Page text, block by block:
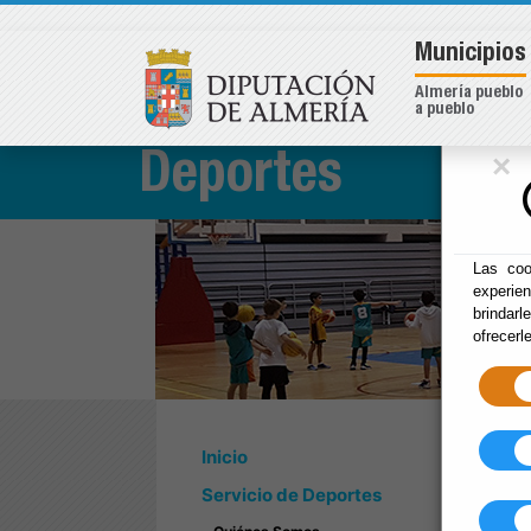
×
Las
Deportes
Inicio
Servicio de Deportes
Municipios
Almería pueblo
a pueblo